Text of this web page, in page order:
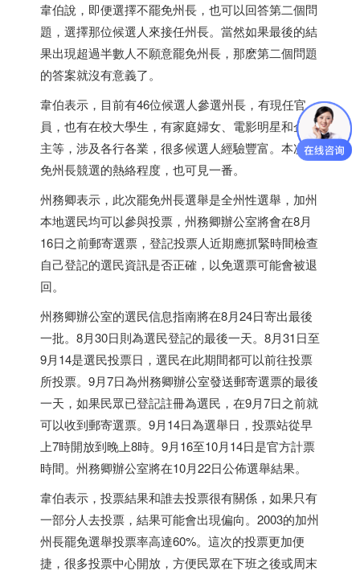
韋伯說，即便選擇不罷免州長，也可以回答第二個問
題，選擇那位候選人來接任州長。當然如果最後的結
果出現超過半數人不願意罷免州長，那麽第二個問題
的答案就沒有意義了。
韋伯表示，目前有46位候選人參選州長，有現任官
員，也有在校大學生，有家庭婦女、電影明星和企業
主等，涉及各行各業，很多候選人經驗豐富。本次罷
免州長競選的熱絡程度，也可見一番。
州務卿表示，此次罷免州長選舉是全州性選舉，加州
本地選民均可以參與投票，州務卿辦公室將會在8月
16日之前郵寄選票，登記投票人近期應抓緊時間檢查
自己登記的選民資訊是否正確，以免選票可能會被退
回。
州務卿辦公室的選民信息指南將在8月24日寄出最後
一批。8月30日則為選民登記的最後一天。8月31日至
9月14是選民投票日，選民在此期間都可以前往投票
所投票。9月7日為州務卿辦公室發送郵寄選票的最後
一天，如果民眾已登記註冊為選民，在9月7日之前就
可以收到郵寄選票。9月14日為選舉日，投票站從早
上7時開放到晚上8時。9月16至10月14日是官方計票
時間。州務卿辦公室將在10月22日公佈選舉結果。
韋伯表示，投票結果和誰去投票很有關係，如果只有
一部分人去投票，結果可能會出現偏向。2003的加州
州長罷免選舉投票率高達60%。這次的投票更加便
捷，很多投票中心開放，方便民眾在下班之後或周末